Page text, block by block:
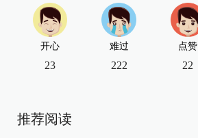
开心
23
难过
222
点赞
22
推荐阅读